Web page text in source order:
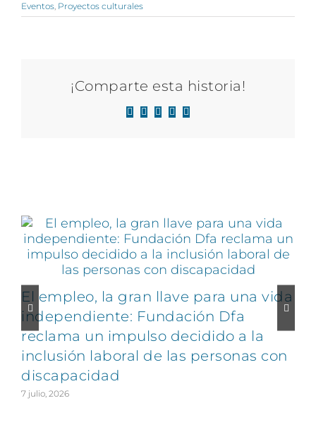
Eventos Proyectos culturales
¡Comparte esta historia!
Facebook
X LinkedIn
WhatsApp
Correo
El empleo, la gran llave para una vida
independiente: Fundación Dfa
reclama un impulso decidido a la
inclusión laboral de las personas con
discapacidad
7 julio, 2026